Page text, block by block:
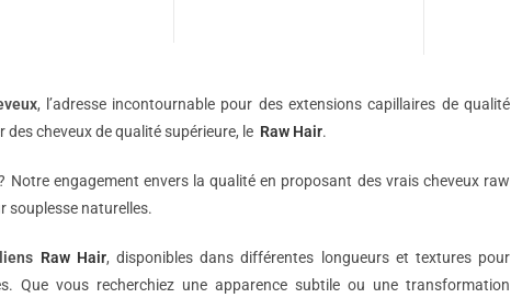
, l’adresse incontournable pour des extensions capillaires de qualité
cheveux de qualité supérieure, le Raw Hair.
engagement envers la qualité en proposant des vrais cheveux raw
souplesse naturelles.
Raw Hair, disponibles dans différentes longueurs et textures pour
Que vous recherchiez une apparence subtile ou une transformation